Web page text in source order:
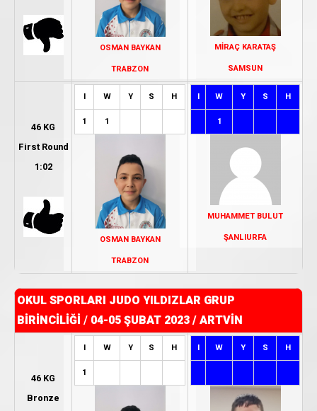
OSMAN BAYKAN
TRABZON
MİRAÇ KARATAŞ
SAMSUN
46 KG
First Round
1:02
I W Y S H
1 1
OSMAN BAYKAN
TRABZON
I W Y S H
1
MUHAMMET BULUT
ŞANLIURFA
OKUL SPORLARI JUDO YILDIZLAR GRUP
BİRİNCİLİĞİ / 04-05 ŞUBAT 2023 / ARTVİN
46 KG
Bronze
I W Y S H
1
I W Y S H